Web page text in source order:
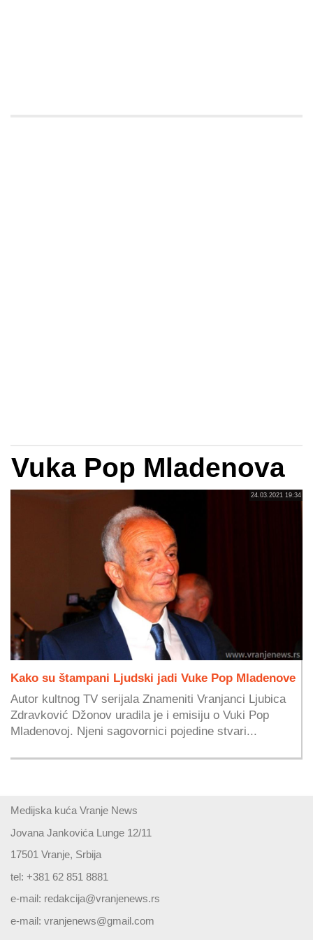
Vuka Pop Mladenova
24.03.2021 19:34
Kako su štampani Ljudski jadi Vuke Pop Mladenove
Autor kultnog TV serijala Znameniti Vranjanci Ljubica
Zdravković Džonov uradila je i emisiju o Vuki Pop
Mladenovoj. Njeni sagovornici pojedine stvari...
Medijska kuća Vranje News
Jovana Jankovića Lunge 12/11
17501 Vranje, Srbija
tel: +381 62 851 8881
e-mail: redakcija@vranjenews.rs
e-mail: vranjenews@gmail.com